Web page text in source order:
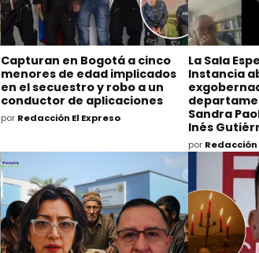
Capturan en Bogotá a cinco
menores de edad implicados
en el secuestro y robo a un
conductor de aplicaciones
por Redacción El Expreso
La Sala
Instancia
Sandra
Inés
por Redacción